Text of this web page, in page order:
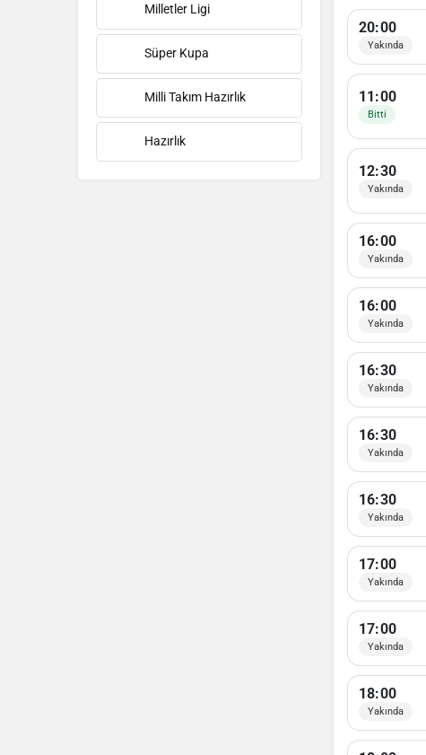
Milletler Ligi
Süper Kupa
Milli Takım Hazırlık
Hazırlık
20:00
Yakında
11:00
Bitti
12:30
Yakında
16:00
Yakında
16:00
Yakında
16:30
Yakında
16:30
Yakında
16:30
Yakında
17:00
Yakında
17:00
Yakında
18:00
Yakında